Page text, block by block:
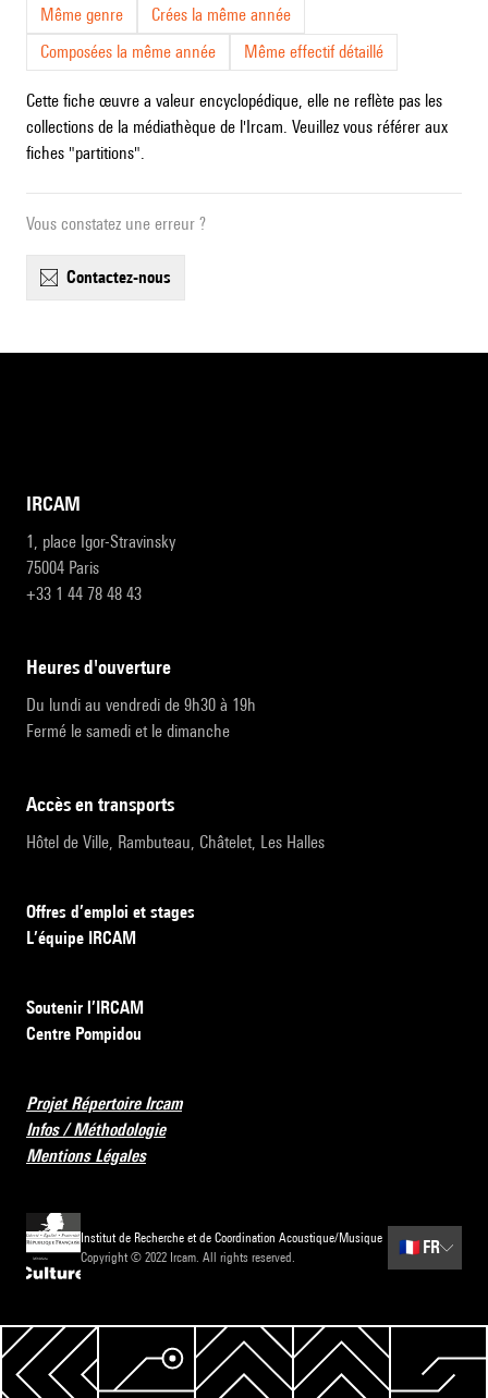
Même genre
Crées la même année
Composées la même année
Même effectif détaillé
Cette fiche œuvre a valeur encyclopédique, elle ne reflète pas les
collections de la médiathèque de l'Ircam. Veuillez vous référer aux
fiches "partitions".
Vous constatez une erreur ?
contactez-nous
IRCAM
1, place Igor-Stravinsky
75004 Paris
+33 1 44 78 48 43
heures d'ouverture
Du lundi au vendredi de 9h30 à 19h
Fermé le samedi et le dimanche
accès en transports
Hôtel de Ville, Rambuteau, Châtelet, Les Halles
Offres d’emploi et stages
L’équipe IRCAM
Soutenir l’IRCAM
Centre Pompidou
Projet Répertoire Ircam
Infos / Méthodologie
Mentions Légales
Institut de Recherche et de Coordination Acoustique/Musique
Copyright © 2022 Ircam. All rights reserved.
🇫🇷 FR